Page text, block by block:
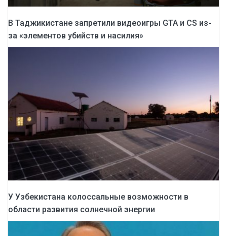
В Таджикистане запретили видеоигры GTA и CS из-
за «элементов убийств и насилия»
У Узбекистана колоссальные возможности в
области развития солнечной энергии